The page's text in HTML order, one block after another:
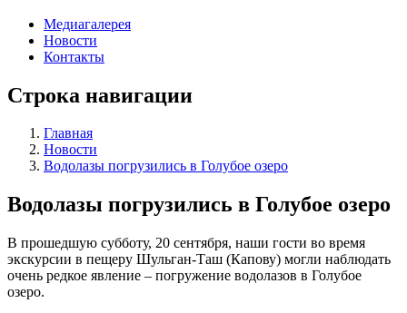
Медиагалерея
Новости
Контакты
Строка навигации
Главная
Новости
Водолазы погрузились в Голубое озеро
Водолазы погрузились в Голубое озеро
В прошедшую субботу, 20 сентября, наши гости во время
экскурсии в пещеру Шульган-Таш (Капову) могли наблюдать
очень редкое явление – погружение водолазов в Голубое
озеро.